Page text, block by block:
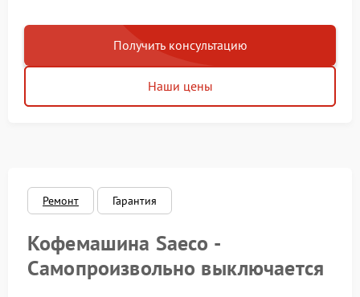
Получить консультацию
Наши цены
Ремонт Гарантия
Кофемашина Saeco -
Самопроизвольно выключается